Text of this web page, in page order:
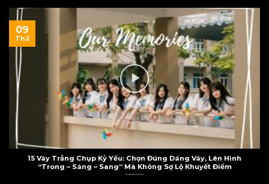
15 Váy Trắng Chụp Kỷ Yếu: Chọn Đúng Dáng Váy, Lên Hình
“Trong – Sáng – Sang” Mà Không Sợ Lộ Khuyết Điểm
09
Th2